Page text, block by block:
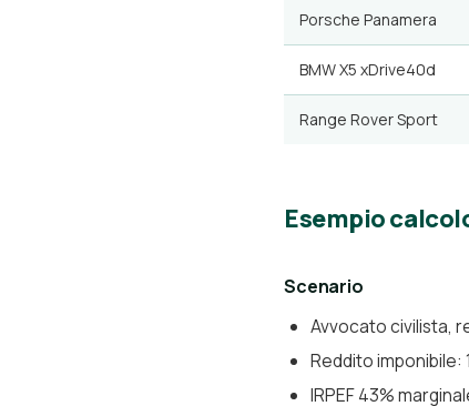
Porsche Panamera
BMW X5 xDrive40d
Range Rover Sport
Esempio
Scenario
Avvocato civilista,
Reddito imponibile:
IRPEF 43%